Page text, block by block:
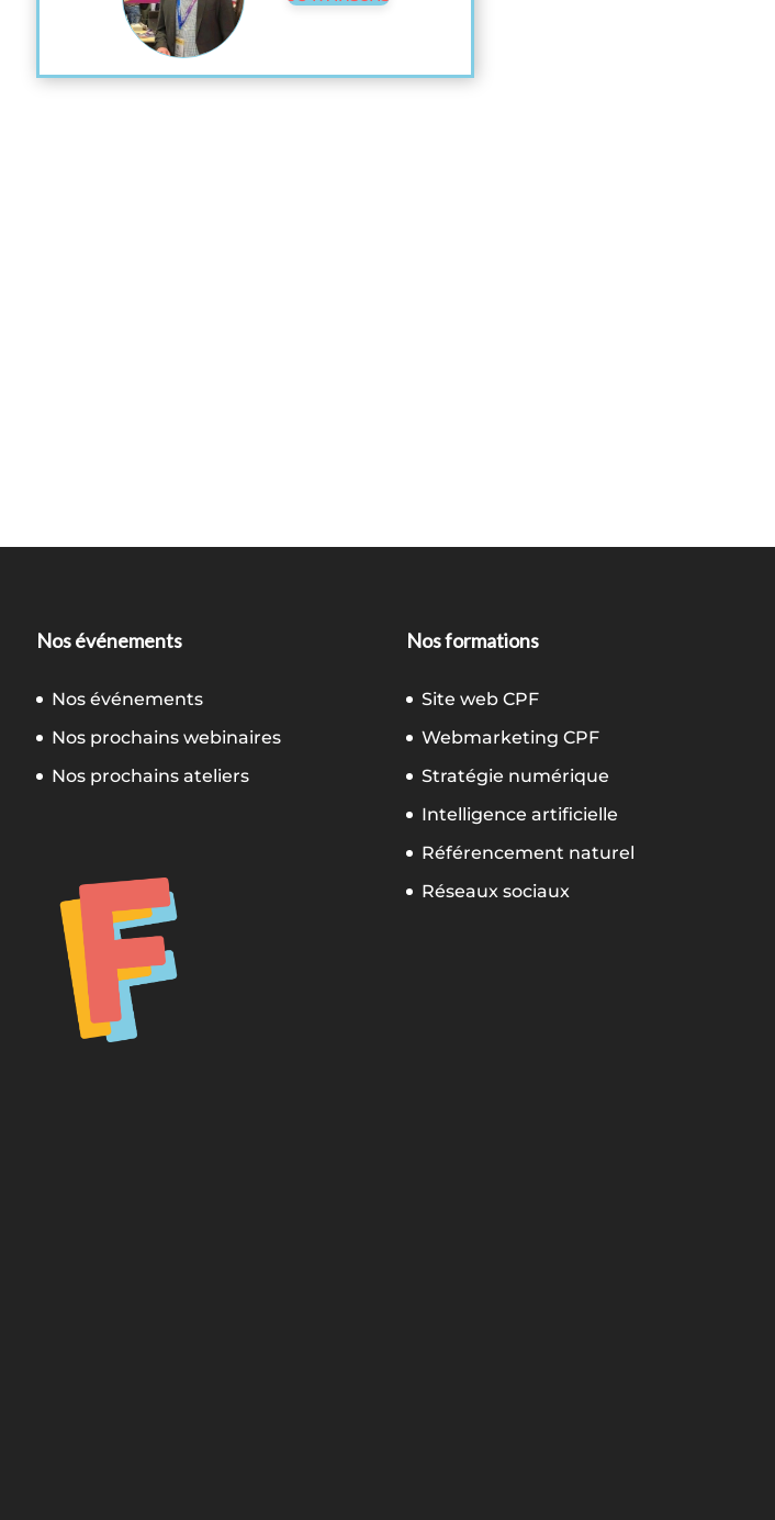
Nos événements
Nos événements
Nos prochains webinaires
Nos prochains ateliers
Nos formations
Site web CPF
Webmarketing CPF
Stratégie numérique
Intelligence artificielle
Référencement naturel
Réseaux sociaux